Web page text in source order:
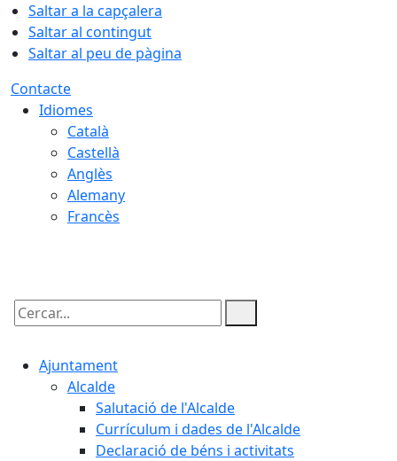
Saltar a la capçalera
Saltar al contingut
Saltar al peu de pàgina
Contacte
Idiomes
Català
Castellà
Anglès
Alemany
Francès
Cercar:
Ajuntament
Alcalde
Salutació de l'Alcalde
Currículum i dades de l'Alcalde
Declaració de béns i activitats